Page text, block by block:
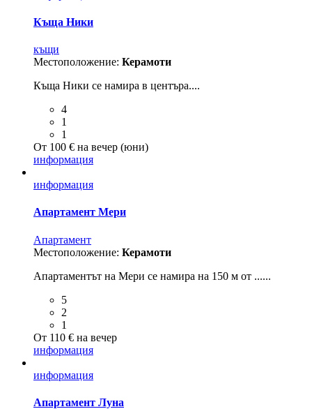
Къща Ники
къщи
Местоположение: Керамоти
Къща Ники се намира в центъра....
4
1
1
От 100 € на вечер (юни)
информация
информация
Апартамент Мери
Aпартамент
Местоположение: Керамоти
Апартаментът на Мери се намира на 150 м от ......
5
2
1
От 110 € на вечер
информация
информация
Апартамент Луна